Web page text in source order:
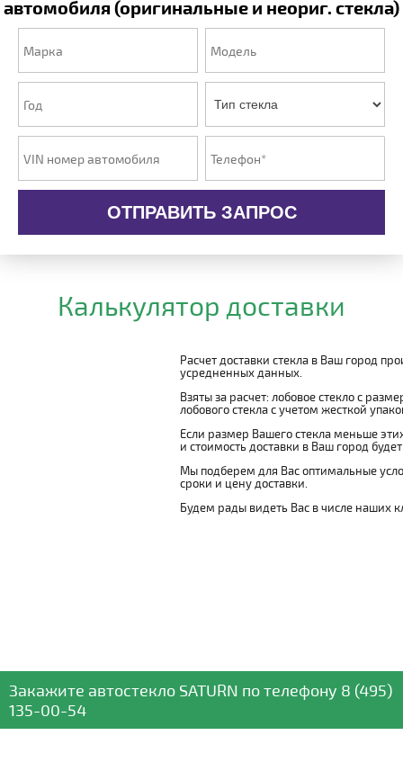
автомобиля (оригинальные и неориг. стекла)
ОТПРАВИТЬ ЗАПРОС
Калькулятор доставки
Расчет доставки стекла в Ваш город
усредненных данных.
Взяты за расчет: лобовое стекло с
лобового стекла с учетом жесткой
Если размер Вашего стекла меньше
и стоимость доставки в Ваш город
Мы подберем для Вас оптимальные
сроки и цену доставки.
Будем рады видеть Вас в числе наших
Закажите автостекло SATURN по телефону 8 (495)
135-00-54